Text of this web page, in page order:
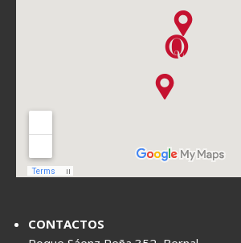
CONTACTOS